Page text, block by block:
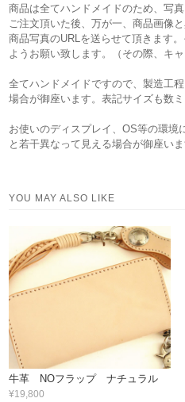
商品は全てハンドメイドのため、写
ご注文頂いた後、万が一、商品画像
商品写真のURLを送らせて頂きます
ようお願い致します。（その際、キ
全てハンドメイドですので、製造工
場合が御座います。表記サイズも数
お使いのディスプレイ、OS等の環境
と若干異なって見える場合が御座い
YOU MAY ALSO LIKE
牛革 NOフラップ ナチュラル
¥19,800